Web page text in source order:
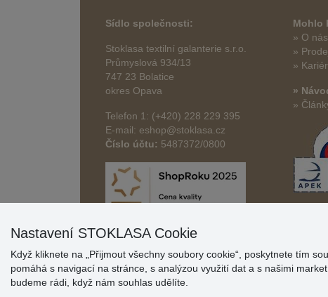
Sídlo společnosti:
Stoklasa textilní galanterie s.r.o.
Průmyslová 934/13
747 23 Bolatice
okres Opava
Telefon 1: (+420) 228 229 395
E-mail: eshop@stoklasa.cz
Číslo účtu: 5487372/0800
Mohlo
» O nás
»
»
»
»
Nastavení STOKLASA Cookie
Když kliknete na „Přijmout všechny soubory cookie“, poskytnete tím
pomáhá s navigací na stránce, s analýzou využití dat a s našimi
budeme rádi, když nám souhlas udělíte.